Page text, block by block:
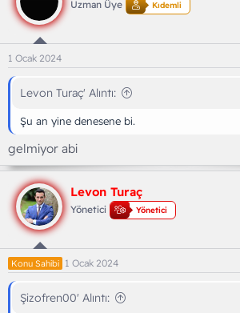
Uzman Üye Kıdemli
1 Ocak 2024
Levon Turaç' Alıntı:
Şu an yine denesene bi.
gelmiyor abi
Levon Turaç
Yönetici Yönetici
Konu Sahibi 1 Ocak 2024
Şizofren00' Alıntı: